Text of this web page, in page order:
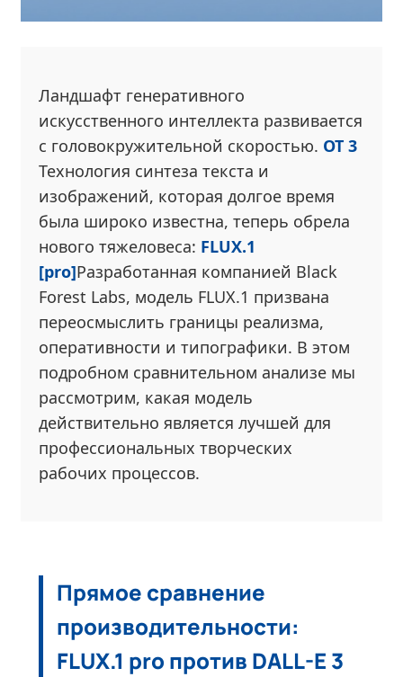
Ландшафт генеративного
искусственного интеллекта развивается
с головокружительной скоростью. ОТ 3
Технология синтеза текста и
изображений, которая долгое время
была широко известна, теперь обрела
нового тяжеловеса: FLUX.1
[pro]Разработанная компанией Black
Forest Labs, модель FLUX.1 призвана
переосмыслить границы реализма,
оперативности и типографики. В этом
подробном сравнительном анализе мы
рассмотрим, какая модель
действительно является лучшей для
профессиональных творческих
рабочих процессов.
Прямое сравнение
производительности:
FLUX.1 pro против DALL-E 3